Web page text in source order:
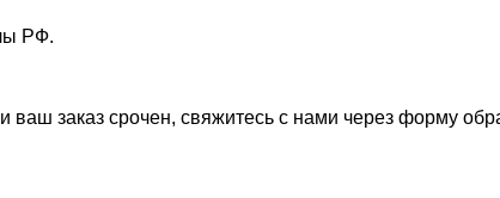
РФ.
заказ срочен, свяжитесь с нами через форму